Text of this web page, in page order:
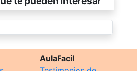
AulaFacil